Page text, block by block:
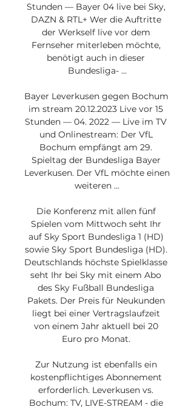
Stunden — Bayer 04 live bei Sky,
DAZN & RTL+ Wer die Auftritte
der Werkself live vor dem
Fernseher miterleben möchte,
benötigt auch in dieser
Bundesliga- ...
Bayer Leverkusen gegen Bochum
im stream 20.12.2023 Live vor 15
Stunden — 04. 2022 — Live im TV
und Onlinestream: Der VfL
Bochum empfängt am 29.
Spieltag der Bundesliga Bayer
Leverkusen. Der VfL möchte einen
weiteren ...
Die Konferenz mit allen fünf
Spielen vom Mittwoch seht Ihr
auf Sky Sport Bundesliga 1 (HD)
sowie Sky Sport Bundesliga (HD).
Deutschlands höchste Spielklasse
seht Ihr bei Sky mit einem Abo
des Sky Fußball Bundesliga
Pakets. Der Preis für Neukunden
liegt bei einer Vertragslaufzeit
von einem Jahr aktuell bei 20
Euro pro Monat.
Zur Nutzung ist ebenfalls ein
kostenpflichtiges Abonnement
erforderlich. Leverkusen vs.
Bochum: TV, LIVE-STREAM - die